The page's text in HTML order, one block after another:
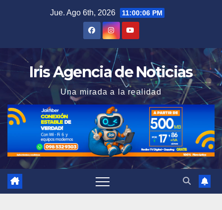
Jue. Ago 6th, 2026 11:00:07 PM
Iris Agencia de Noticias
Una mirada a la realidad